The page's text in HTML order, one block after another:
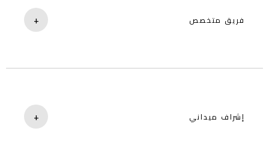
فريق متخصص +
إشراف ميداني +